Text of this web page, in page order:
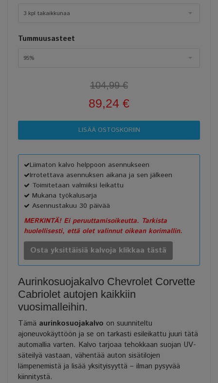
3 kpl takaikkunaa
Tummuusasteet
95%
104,99 €
89,24 €
Liimaton kalvo helppoon asennukseen
Irrotettava asennuksen aikana ja sen jälkeen
Toimitetaan valmiiksi leikattu
Mukana työkalusarja
Asennustakuu 30 päivää
MERKINTÄ! Ei peruuttamisoikeutta. Tarkista
huolellisesti, että olet valinnut oikean korimallin.
Osta yksittäisiä kalvoja klikkaa tästä
Aurinkosuojakalvo Chevrolet Corvette
Cabriolet autojen kaikkiin
vuosimalleihin.
Tämä aurinkosuojakalvo on suunniteltu
ajoneuvokäyttöön ja se on tarkasti esileikattu juuri tätä
automallia varten. Kalvo tarjoaa tehokkaan suojan UV-
säteilyä vastaan, vähentää auton sisätilojen
lämpenemistä ja lisää yksityisyyttä – ilman pysyvää
kiinnitystä.